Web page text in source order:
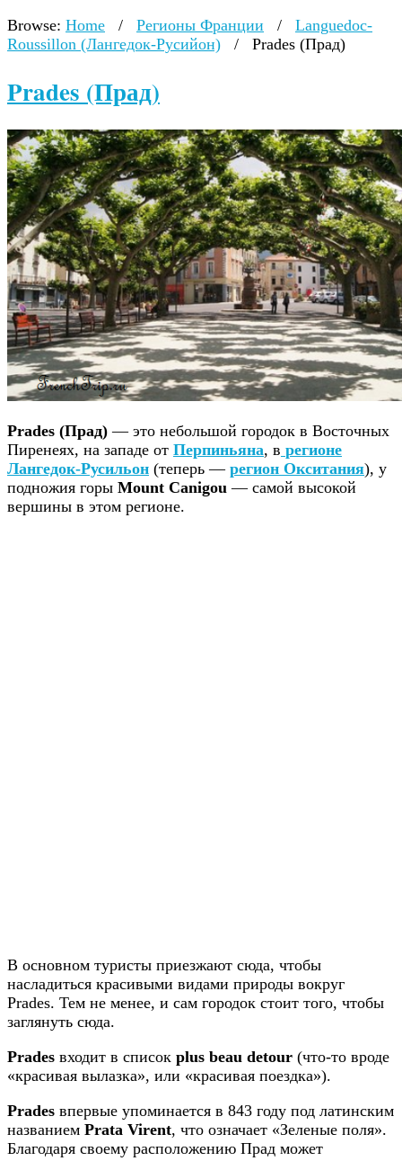
Browse: Home / Регионы Франции /
Languedoc-
Roussillon (Лангедок-Русийон)
/ Prades (Прад)
Prades (Прад)
Prades (Прад) — это небольшой городок в Восточных
Пиренеях, на западе от Перпиньяна, в регионе
Лангедок-Русильон (теперь — регион Окситания), у
подножия горы Mount Canigou — самой высокой
вершины в этом регионе.
В основном туристы приезжают сюда, чтобы
насладиться красивыми видами природы вокруг
Prades. Тем не менее, и сам городок стоит того, чтобы
заглянуть сюда.
Prades входит в список plus beau detour (что-то вроде
«красивая вылазка», или «красивая поездка»).
Prades впервые упоминается в 843 году под латинским
названием Prata Virent, что означает «Зеленые поля».
Благодаря своему расположению Прад может